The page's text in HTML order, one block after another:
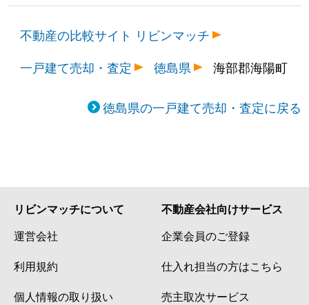
不動産の比較サイト リビンマッチ
一戸建て売却・査定
徳島県 海部郡海陽町
徳島県の一戸建て売却・査定に戻る
リビンマッチについて
運営会社
利用規約
個人情報の取り扱い
不動産会社向けサービス
企業会員のご登録
仕入れ担当の方はこちら
売主取次サービス